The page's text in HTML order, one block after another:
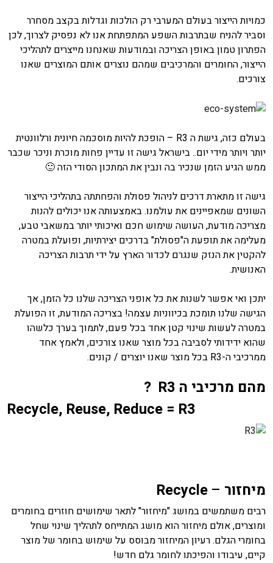
כמויות הייצור בעולם המערבי רק הולכות וגדלות בקצב מסחרר
וסביר להניח שבתרבות השפע המתפתחת אנו לא נפסיק לצרוך, לכן
הפתרון טמון באופן הצריכה ובמודעות שאנחנו מייצרים לתהליכי
הייצור, החומרים והמרכיבים שמהם נוצרים אותם המוצרים שאנו
צורכים.
בעולם כזה, גישת ה R3 – הופכת להיות מוסכמה חיונית ורלוונטית
יותר ויותר מידי יום.. בישראל גישה זו עדיין פחות מוכרת וניכר שכבר
ממש הגיע הזמן שנכיר בה ונבין את המתכון הסודי הזה 🙂
גישה זו מתארת דרכים לניהול פסולת והפחתתה בתהליכי הייצור
השונים שמאפיינים את עולמנו. באמצעותה אנו יכולים להנות
מצריכה מודעת, העושה שימוש חכם ואיכותי יותר במשאבי טבע,
מעלימה את תופעת ה"פסולת" בדרכים יצירתיות, ופועלת במטרה
להקטין את הנזק שנגרם לכדור הארץ על ידי תרבות הצריכה
האנושית.
יתכן ואי אפשר לשנות את כל אופני הצריכה שלנו כל הזמן, אך
הגישה שלנו תומכת בכיווניות עצמה! בצריכה המודעת, זו הפועלת
במטרה לעשות שינוי קטן אחד בכל פעם, לתמוך בערך כלשהו
שהוא ידידותי לסביבה בכל מוצר שאנו צורכים, ולאמץ אחד
ממרכיבי ה-R3 בכל מוצר שאנו יוצרים / קונים.
מהם מרכיבי ה R3
?
Recycle, Reuse, Reduce = R3
מיחזור –
Recycle
רבים משתמשים במושג "מיחזור" לתאר שימושים חוזרים בחומרים
ומוצרים, אולם מיחזור הוא מושג המתייחס לתהליך שינוי שחל
בחומרי הגלם. רעיון המיחזור מבוסס על שימוש בחומר של מוצר
קיים, עיבודו והפיכתו לחומר גלם חדש!